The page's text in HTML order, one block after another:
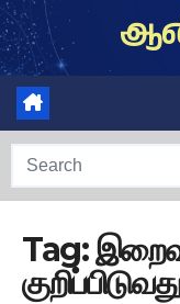
Skip
to
content
Tag: